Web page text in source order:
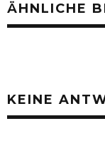
ÄHNLICHE
KEINE